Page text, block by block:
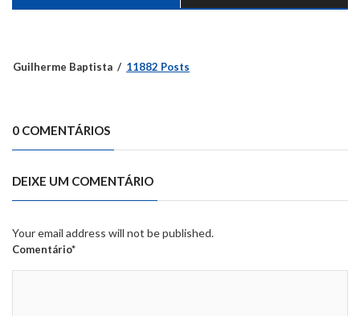
Guilherme Baptista 11882 Posts
0 COMENTÁRIOS
DEIXE UM COMENTÁRIO
Your email address will not be published.
Comentário*